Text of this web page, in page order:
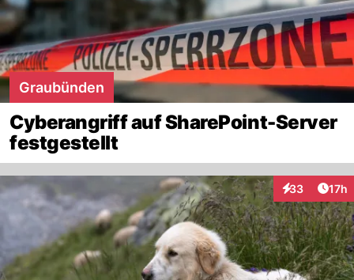
Graubünden
Cyberangriff auf SharePoint-Server
festgestellt
33
Interaktionen
17h